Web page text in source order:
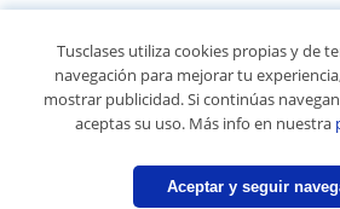
© 2007 - 2026
Mapa web:Profesores
Tusclases utiliza cookies propias y de
navegación para mejorar tu
mostrar publicidad. Si continúas
aceptas su uso. Más info en nuestra
Aceptar y seguir